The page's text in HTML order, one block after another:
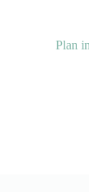
Plan